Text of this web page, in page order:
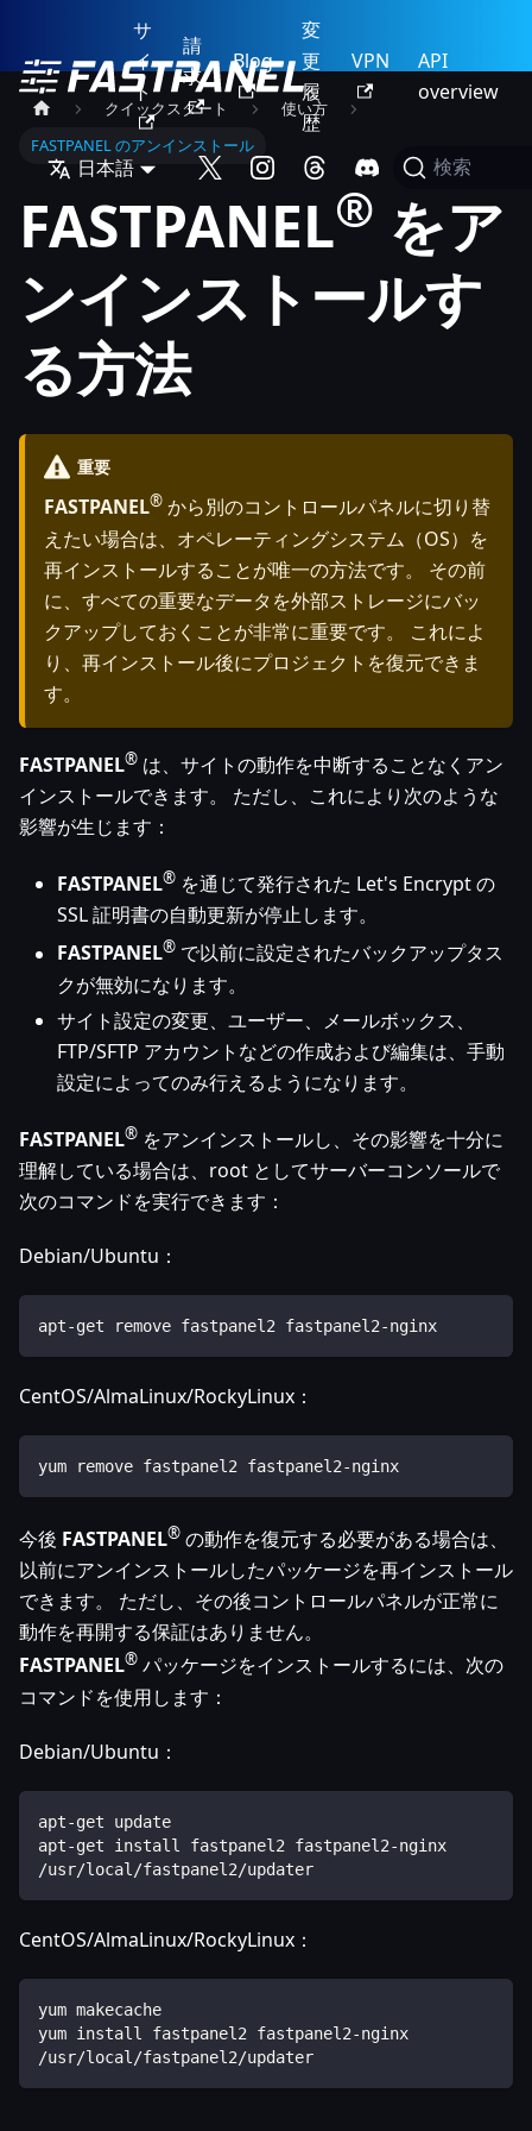
サ
イ
ト
請
求
Blog
変
更
履
歴
VPN
API
overview
日本語 検索
クイックスタート
使い方
FASTPANEL のアンインストール
FASTPANEL® をア
ンインストールす
る方法
重要
FASTPANEL® から別のコントロールパネルに切り替
えたい場合は、オペレーティングシステム（OS）を
再インストールすることが唯一の方法です。 その前
に、すべての重要なデータを外部ストレージにバッ
クアップしておくことが非常に重要です。 これによ
り、再インストール後にプロジェクトを復元できま
す。
FASTPANEL® は、サイトの動作を中断することなくアン
インストールできます。 ただし、これにより次のような
影響が生じます：
FASTPANEL® を通じて発行された Let's Encrypt の
SSL 証明書の自動更新が停止します。
FASTPANEL® で以前に設定されたバックアップタス
クが無効になります。
サイト設定の変更、ユーザー、メールボックス、
FTP/SFTP アカウントなどの作成および編集は、手動
設定によってのみ行えるようになります。
FASTPANEL® をアンインストールし、その影響を十分に
理解している場合は、root としてサーバーコンソールで
次のコマンドを実行できます：
Debian/Ubuntu：
apt-get remove fastpanel2 fastpanel2-nginx
CentOS/AlmaLinux/RockyLinux：
yum remove fastpanel2 fastpanel2-nginx
今後 FASTPANEL® の動作を復元する必要がある場合は、
以前にアンインストールしたパッケージを再インストール
できます。 ただし、その後コントロールパネルが正常に
動作を再開する保証はありません。
FASTPANEL® パッケージをインストールするには、次の
コマンドを使用します：
Debian/Ubuntu：
apt-get update
apt-get install fastpanel2 fastpanel2-nginx
/usr/local/fastpanel2/updater
CentOS/AlmaLinux/RockyLinux：
yum makecache
yum install fastpanel2 fastpanel2-nginx
/usr/local/fastpanel2/updater